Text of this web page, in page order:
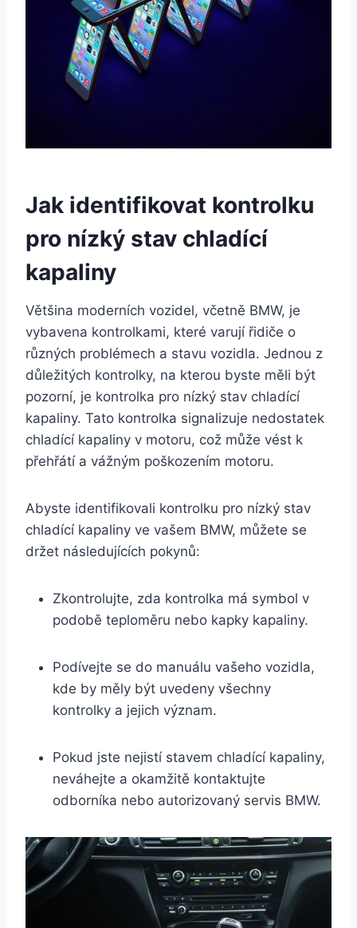
Jak identifikovat kontrolku
pro nízký stav chladící
kapaliny
Většina moderních vozidel, včetně BMW, je
vybavena kontrolkami, které varují řidiče o
různých problémech a stavu vozidla. Jednou z
důležitých kontrolky, na kterou byste měli být
pozorní, je kontrolka pro nízký stav chladící
kapaliny. Tato kontrolka signalizuje nedostatek
chladící kapaliny v motoru, což může vést k
přehřátí a vážným poškozením motoru.
Abyste identifikovali kontrolku pro nízký stav
chladící kapaliny ve vašem BMW, můžete se
držet následujících pokynů:
Zkontrolujte, zda kontrolka má symbol v
podobě teploměru nebo kapky kapaliny.
Podívejte se do manuálu vašeho vozidla,
kde by měly být uvedeny všechny
kontrolky a jejich význam.
Pokud jste nejistí stavem chladící kapaliny,
neváhejte a okamžitě kontaktujte
odborníka nebo autorizovaný servis BMW.